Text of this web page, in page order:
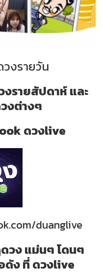
งรายวัน
รายสัปดาห์ และ
งต่างๆ
ดวงlive
duanglive
วง แม่นๆ โดนๆ
ดัง ที่ ดวงlive